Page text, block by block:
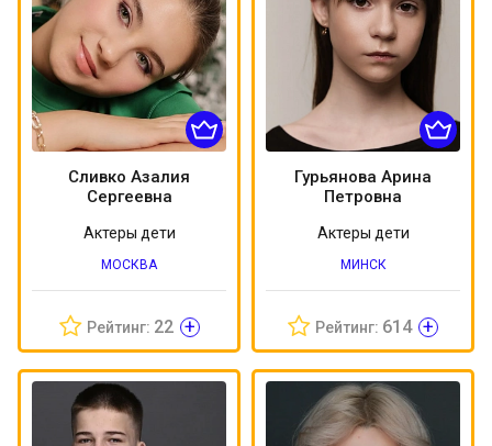
Сливко Азалия
Сергеевна
Актеры дети
МОСКВА
Рейтинг: 22 +
Гурьянова Арина
Петровна
Актеры дети
МИНСК
Рейтинг: 614 +